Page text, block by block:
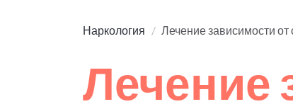
Наркология Лечение зависимости от
Лечение